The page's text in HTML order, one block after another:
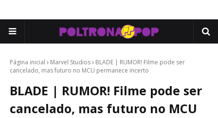
Página inicial Marvel Studios
BLADE | RUMOR! Filme pode ser
cancelado, mas futuro no MCU permanece incerto
BLADE | RUMOR! Filme pode ser
cancelado, mas futuro no MCU